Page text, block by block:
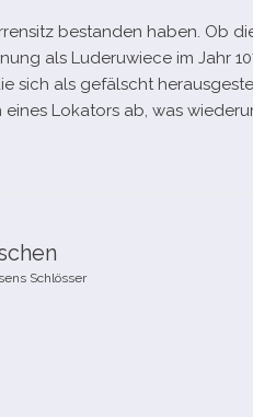
bestan­den haben. Ob
als Luderuwiece im Jahr
sich als gefälscht
Lokators ab, was
Schlösser